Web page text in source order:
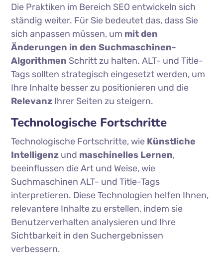
Die Praktiken im Bereich SEO entwickeln sich
ständig weiter. Für Sie bedeutet das, dass Sie
sich anpassen müssen, um mit den
Änderungen in den Suchmaschinen-
Algorithmen Schritt zu halten. ALT- und Title-
Tags sollten strategisch eingesetzt werden, um
Ihre Inhalte besser zu positionieren und die
Relevanz Ihrer Seiten zu steigern.
Technologische Fortschritte
Technologische Fortschritte, wie Künstliche
Intelligenz und maschinelles Lernen,
beeinflussen die Art und Weise, wie
Suchmaschinen ALT- und Title-Tags
interpretieren. Diese Technologien helfen Ihnen,
relevantere Inhalte zu erstellen, indem sie
Benutzerverhalten analysieren und Ihre
Sichtbarkeit in den Suchergebnissen
verbessern.